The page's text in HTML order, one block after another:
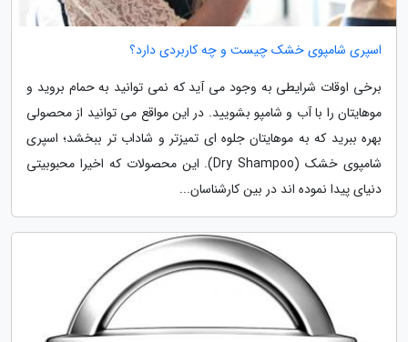
اسپری شامپوی خشک چیست و چه کاربردی دارد؟
برخی اوقات شرایطی به وجود می آید که نمی توانید به حمام بروید و
موهایتان را با آب و شامپو بشویید. در این مواقع می توانید از محصولی
بهره ببرید که به موهایتان جلوه ای تمیزتر و شاداب تر ببخشد؛ اسپری
شامپوی خشک (Dry Shampoo). این محصولات که اخیرا محبوبیتی
دنیای پیدا نموده اند در بین کارشناسان...